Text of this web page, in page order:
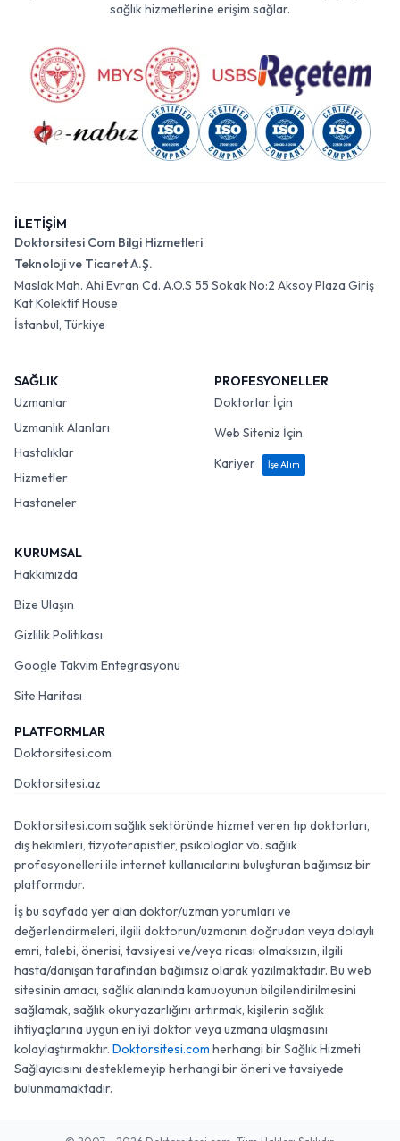
sağlık hizmetlerine erişim sağlar.
İLETİŞİM
Doktorsitesi Com Bilgi Hizmetleri
Teknoloji ve Ticaret A.Ş.
Maslak Mah. Ahi Evran Cd. A.O.S 55 Sokak No:2 Aksoy Plaza Giriş
Kat Kolektif House
İstanbul, Türkiye
SAĞLIK
Uzmanlar
Uzmanlık Alanları
Hastalıklar
Hizmetler
Hastaneler
PROFESYONELLER
Doktorlar İçin
Web Siteniz İçin
Kariyer
İşe Alım
KURUMSAL
Hakkımızda
Bize Ulaşın
Gizlilik Politikası
Google Takvim Entegrasyonu
Site Haritası
PLATFORMLAR
Doktorsitesi.com
Doktorsitesi.az
Doktorsitesi.com sağlık sektöründe hizmet veren tıp doktorları,
diş hekimleri, fizyoterapistler, psikologlar vb. sağlık
profesyonelleri ile internet kullanıcılarını buluşturan bağımsız bir
platformdur.
İş bu sayfada yer alan doktor/uzman yorumları ve
değerlendirmeleri, ilgili doktorun/uzmanın doğrudan veya dolaylı
emri, talebi, önerisi, tavsiyesi ve/veya ricası olmaksızın, ilgili
hasta/danışan tarafından bağımsız olarak yazılmaktadır. Bu web
sitesinin amacı, sağlık alanında kamuoyunun bilgilendirilmesini
sağlamak, sağlık okuryazarlığını artırmak, kişilerin sağlık
ihtiyaçlarına uygun en iyi doktor veya uzmana ulaşmasını
kolaylaştırmaktır. Doktorsitesi.com herhangi bir Sağlık Hizmeti
Sağlayıcısını desteklemeyip herhangi bir öneri ve tavsiyede
bulunmamaktadır.